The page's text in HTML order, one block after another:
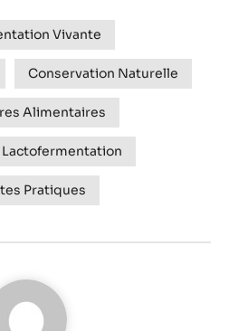
Vivante
Conservation Naturelle
Alimentaires
Lactofermentation
Pratiques